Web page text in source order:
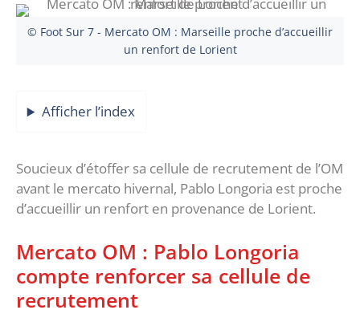
© Foot Sur 7 - Mercato OM : Marseille proche d’accueillir
un renfort de Lorient
Afficher l’index
Soucieux d’étoffer sa cellule de recrutement de l’OM
avant le mercato hivernal, Pablo Longoria est proche
d’accueillir un renfort en provenance de Lorient.
Mercato OM : Pablo Longoria
compte renforcer sa cellule de
recrutement